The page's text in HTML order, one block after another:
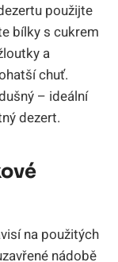
použijte
bílky s cukrem
a
chuť.
– ideální
dezert.
na použitých
nádobě